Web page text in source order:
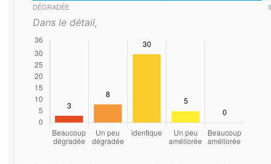
DÉGRADÉE
Dans le détail,